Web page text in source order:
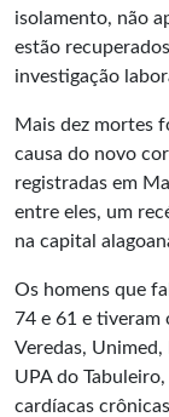
isolamento, não
estão
investigação
Mais dez mortes
causa do novo
registradas em
entre eles, um
na capital
Os homens que
74 e 61 e tiveram
Veredas,
UPA do
cardíacas